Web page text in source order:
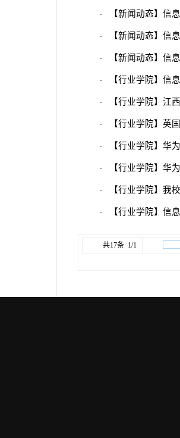
· 【新闻动态】信
· 【新闻动态】信
· 【新闻动态】信
· 【行业学院】信
· 【行业学院】江
· 【行业学院】英
· 【行业学院】华
· 【行业学院】华
· 【行业学院】我
· 【行业学院】信
共17条 1/1